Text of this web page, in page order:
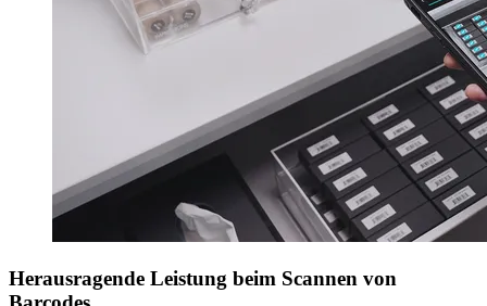
Herausragende Leistung beim Scannen von